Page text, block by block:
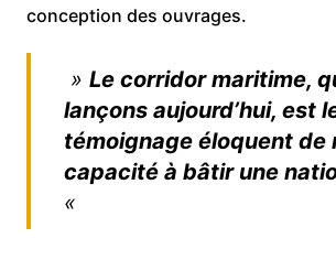
conception des ouvrages.
» Le corridor maritime,
lançons aujourd’hui, est
témoignage éloquent de
capacité à bâtir une
«